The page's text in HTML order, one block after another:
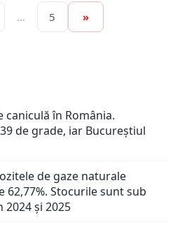
… 5 »
caniculă în România.
de grade, iar Bucureștiul
de gaze naturale
Stocurile sunt sub
și 2025